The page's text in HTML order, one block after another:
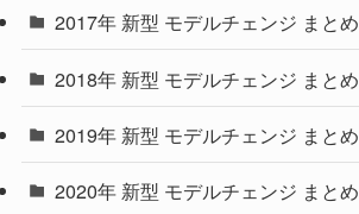
(30)
(27)
(10)
(35)
2017年 新型 モデルチェンジ まとめ
2018年 新型 モデルチェンジ まとめ
2019年 新型 モデルチェンジ まとめ
2020年 新型 モデルチェンジ まとめ